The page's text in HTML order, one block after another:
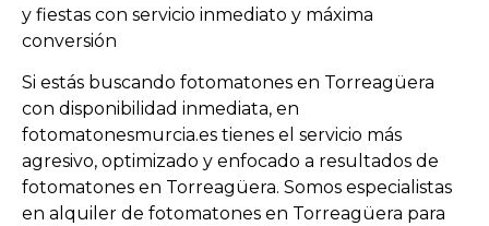
y fiestas con servicio inmediato y máxima
conversión
Si estás buscando fotomatones en Torreagüera
con disponibilidad inmediata, en
fotomatonesmurcia.es tienes el servicio más
agresivo, optimizado y enfocado a resultados de
fotomatones en Torreagüera. Somos especialistas
en alquiler de fotomatones en Torreagüera para